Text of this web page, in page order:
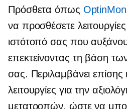
Πρόσθετα όπως
να προσθέσετε
ιστότοπό σας που
επεκτείνοντας τη βάση
σας. Περιλαμβάνει επίσης
λειτουργίες για την
μετατροπών, ώστε να